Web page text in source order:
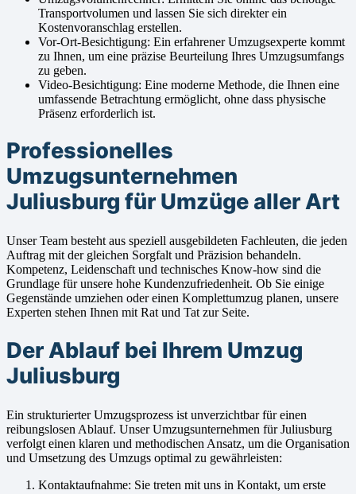
Transportvolumen und lassen Sie sich direkter ein
Kostenvoranschlag erstellen.
Vor-Ort-Besichtigung: Ein erfahrener Umzugsexperte kommt
zu Ihnen, um eine präzise Beurteilung Ihres Umzugsumfangs
zu geben.
Video-Besichtigung: Eine moderne Methode, die Ihnen eine
umfassende Betrachtung ermöglicht, ohne dass physische
Präsenz erforderlich ist.
Professionelles
Umzugsunternehmen
Juliusburg für Umzüge aller Art
Unser Team besteht aus speziell ausgebildeten Fachleuten, die jeden
Auftrag mit der gleichen Sorgfalt und Präzision behandeln.
Kompetenz, Leidenschaft und technisches Know-how sind die
Grundlage für unsere hohe Kundenzufriedenheit. Ob Sie einige
Gegenstände umziehen oder einen Komplettumzug planen, unsere
Experten stehen Ihnen mit Rat und Tat zur Seite.
Der Ablauf bei Ihrem Umzug
Juliusburg
Ein strukturierter Umzugsprozess ist unverzichtbar für einen
reibungslosen Ablauf. Unser Umzugsunternehmen für Juliusburg
verfolgt einen klaren und methodischen Ansatz, um die Organisation
und Umsetzung des Umzugs optimal zu gewährleisten:
Kontaktaufnahme: Sie treten mit uns in Kontakt, um erste